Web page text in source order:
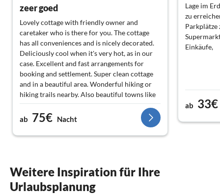
zeer goed
Lovely cottage with friendly owner and
caretaker who is there for you. The cottage
has all conveniences and is nicely decorated.
Deliciously cool when it's very hot, as in our
case. Excellent and fast arrangements for
booking and settlement. Super clean cottage
and in a beautiful area. Wonderful hiking or
hiking trails nearby. Also beautiful towns like
Trier, Cochem {boat trip along the vineyards},
and Daun. Worthwhile. You can also enjoy
delicious food in the local village. Alles zu Fuß
erreichbar. Der Bäcker hat leckere Brötchen
Außerdem gibt es im Garten Eichhörnchen
und viele Vogelarten. Wunderbar ruhig.
ab 75€ Nacht
Lage im
zu
Parkplätze
Einkäufe,
ab 33€
Weitere Inspiration für Ihre
Urlaubsplanung